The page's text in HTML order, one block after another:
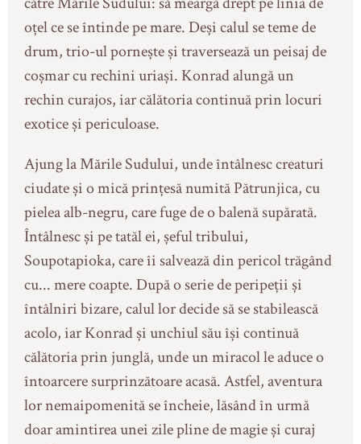
oțel ce se întinde pe mare. Deși calul se teme de
drum, trio-ul pornește și traversează un peisaj de
coșmar cu rechini uriași. Konrad alungă un
rechin curajos, iar călătoria continuă prin locuri
exotice și periculoase.
Ajung la Mările Sudului, unde întâlnesc creaturi
ciudate și o mică prințesă numită Pătrunjica, cu
pielea alb-negru, care fuge de o balenă supărată.
Întâlnesc și pe tatăl ei, șeful tribului,
Soupotapioka, care îi salvează din pericol trăgând
cu... mere coapte. După o serie de peripeții și
întâlniri bizare, calul lor decide să se stabilească
acolo, iar Konrad și unchiul său își continuă
călătoria prin junglă, unde un miracol le aduce o
întoarcere surprinzătoare acasă. Astfel, aventura
lor nemaipomenită se încheie, lăsând în urmă
doar amintirea unei zile pline de magie și curaj